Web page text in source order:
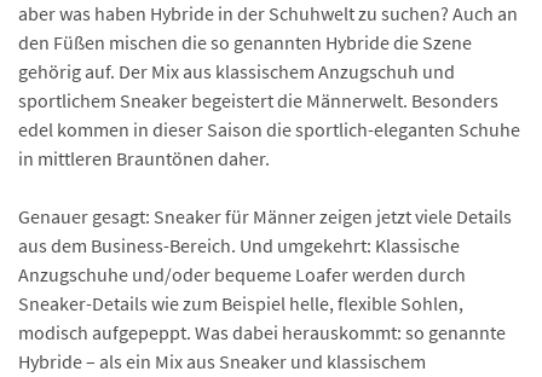
aber was haben Hybride in der Schuhwelt zu suchen? Auch an
den Füßen mischen die so genannten Hybride die Szene
gehörig auf. Der Mix aus klassischem Anzugschuh und
sportlichem Sneaker begeistert die Männerwelt. Besonders
edel kommen in dieser Saison die sportlich-eleganten Schuhe
in mittleren Brauntönen daher.
Genauer gesagt: Sneaker für Männer zeigen jetzt viele Details
aus dem Business-Bereich. Und umgekehrt: Klassische
Anzugschuhe und/oder bequeme Loafer werden durch
Sneaker-Details wie zum Beispiel helle, flexible Sohlen,
modisch aufgepeppt. Was dabei herauskommt: so genannte
Hybride – als ein Mix aus Sneaker und klassischem